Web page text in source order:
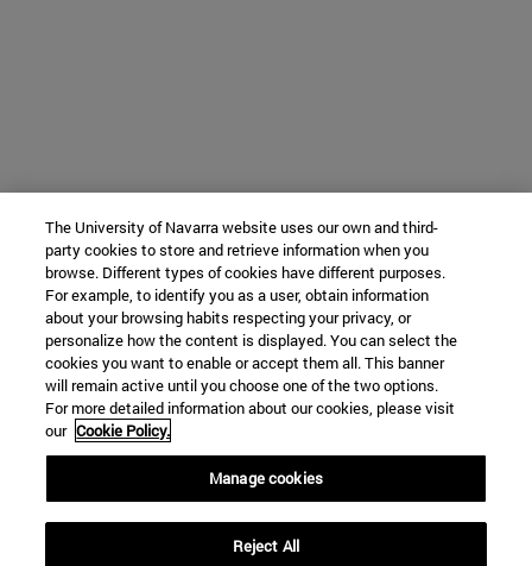
The University of Navarra website uses our own and third-
party cookies to store and retrieve information when you
browse. Different types of cookies have different purposes.
For example, to identify you as a user, obtain information
about your browsing habits respecting your privacy, or
personalize how the content is displayed. You can select the
cookies you want to enable or accept them all. This banner
will remain active until you choose one of the two options.
For more detailed information about our cookies, please visit
our Cookie Policy.
Manage cookies
Reject All